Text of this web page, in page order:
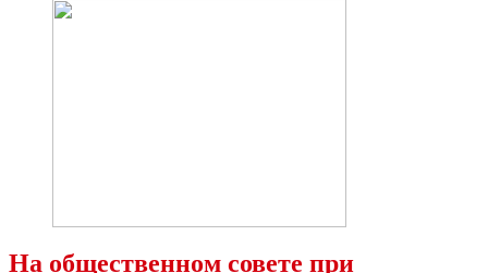
На общественном совете при